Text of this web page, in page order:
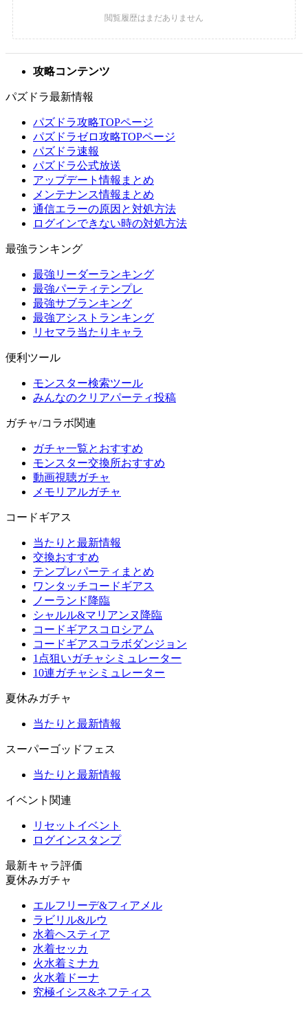
攻略コンテンツ
パズドラ最新情報
パズドラ攻略TOPページ
パズドラゼロ攻略TOPページ
パズドラ速報
パズドラ公式放送
アップデート情報まとめ
メンテナンス情報まとめ
通信エラーの原因と対処方法
ログインできない時の対処方法
最強ランキング
最強リーダーランキング
最強パーティテンプレ
最強サブランキング
最強アシストランキング
リセマラ当たりキャラ
便利ツール
モンスター検索ツール
みんなのクリアパーティ投稿
ガチャ/コラボ関連
ガチャ一覧とおすすめ
モンスター交換所おすすめ
動画視聴ガチャ
メモリアルガチャ
コードギアス
当たりと最新情報
交換おすすめ
テンプレパーティまとめ
ワンタッチコードギアス
ノーランド降臨
シャルル&マリアンヌ降臨
コードギアスコロシアム
コードギアスコラボダンジョン
1点狙いガチャシミュレーター
10連ガチャシミュレーター
夏休みガチャ
当たりと最新情報
スーパーゴッドフェス
当たりと最新情報
イベント関連
リセットイベント
ログインスタンプ
最新キャラ評価
夏休みガチャ
エルフリーデ&フィアメル
ラビリル&ルウ
水着ヘスティア
水着セッカ
火水着ミナカ
火水着ドーナ
究極イシス&ネフティス